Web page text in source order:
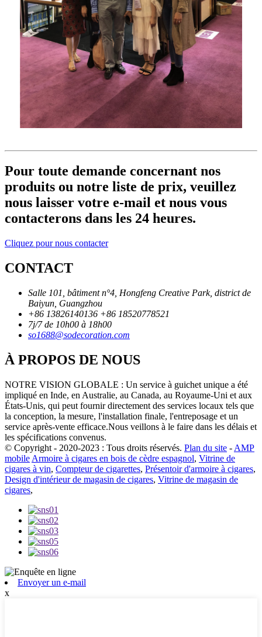
Pour toute demande concernant nos
produits ou notre liste de prix, veuillez
nous laisser votre e-mail et nous vous
contacterons dans les 24 heures.
Cliquez pour nous contacter
CONTACT
Salle 101, bâtiment n°4, Hongfeng Creative Park, district de
Baiyun, Guangzhou
+86 13826140136 +86 18520778521
7j/7 de 10h00 à 18h00
so1688@sodecoration.com
À PROPOS DE NOUS
NOTRE VISION GLOBALE : Un service à guichet unique a été
impliqué en Inde, en Australie, au Canada, au Royaume-Uni et aux
États-Unis, qui peut fournir directement des services locaux tels que
la conception, la mesure, l'installation finale, l'entreposage et un
service après-vente efficace.Nous veillons à le faire dans les délais et
les spécifications convenus.
© Copyright - 2020-2023 : Tous droits réservés. Plan du site - AMP
mobile Armoire à cigares en bois de cèdre espagnol, Vitrine de
cigares à vin, Compteur de cigarettes, Présentoir d'armoire à cigares,
Design d'intérieur de magasin de cigares, Vitrine de magasin de
cigares,
Envoyer un e-mail
x